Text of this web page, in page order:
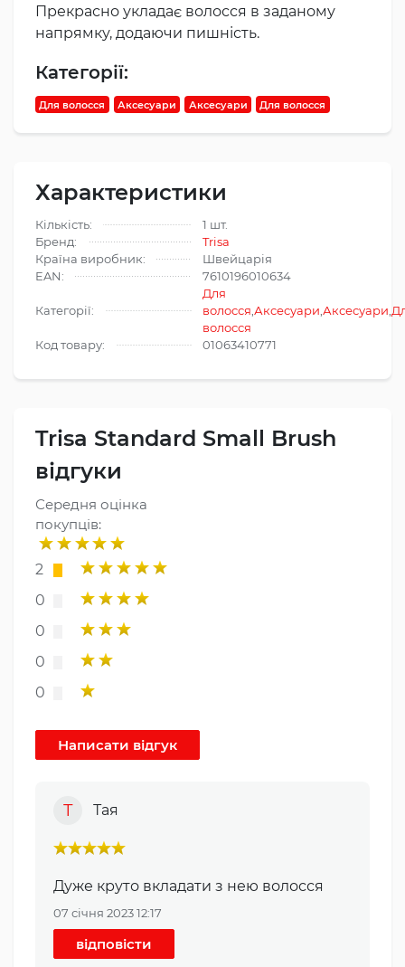
Прекрасно укладає волосся в заданому
напрямку, додаючи пишність.
Категорії:
Для волосся Аксесуари Аксесуари Для волосся
Характеристики
Кількість:
1 шт.
Бренд:
Trisa
Країна виробник:
Швейцарія
EAN:
7610196010634
Категорії:
Для
волосся,Аксесуари,Аксесуари,
волосся
Код товару:
01063410771
Trisa Standard Small Brush
відгуки
Середня оцінка
покупців:
2
0
0
0
0
Т Тая
Дуже круто вкладати з нею волосся
07 січня 2023 12:17
відповісти